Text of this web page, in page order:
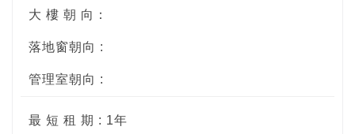
大 樓 朝 向：
落地窗朝向 :
管理室朝向 :
最 短 租 期 : 1年